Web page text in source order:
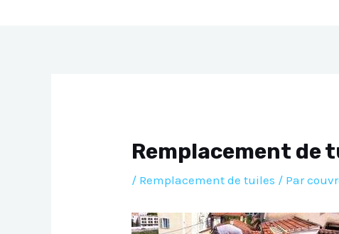
Remplacement de
/ Remplacement de tuiles / Par